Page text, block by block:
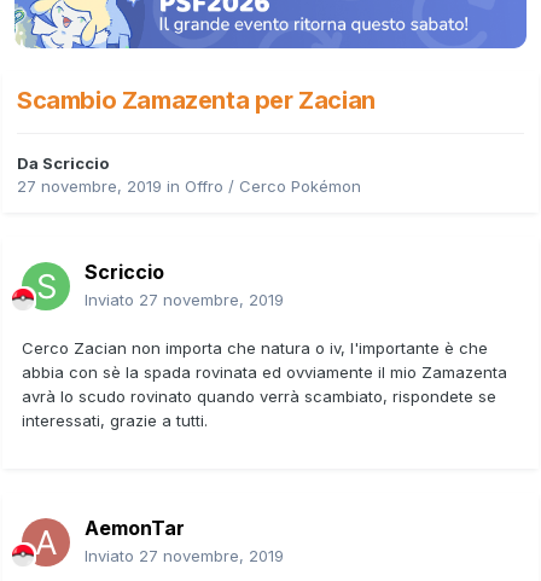
Scambio Zamazenta per Zacian
Da Scriccio
27 novembre, 2019 in Offro / Cerco Pokémon
Scriccio
Inviato 27 novembre, 2019
Cerco Zacian non importa che natura o iv, l'importante è che
abbia con sè la spada rovinata ed ovviamente il mio Zamazenta
avrà lo scudo rovinato quando verrà scambiato, rispondete se
interessati, grazie a tutti.
AemonTar
Inviato 27 novembre, 2019